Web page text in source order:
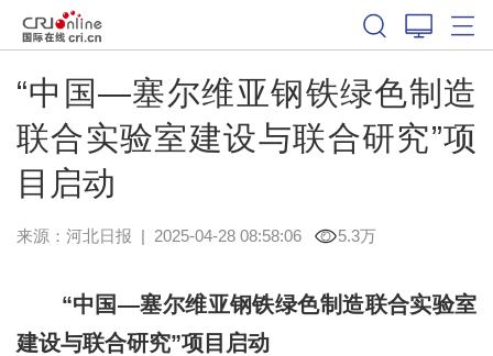
“中国—塞尔维亚钢铁绿色制造
联合实验室建设与联合研究”项
目启动
来源： 河北日报 | 2025-04-28 08:58:06 5.3万
“中国—塞尔维亚钢铁绿色制造联合实验室
建设与联合研究”项目启动